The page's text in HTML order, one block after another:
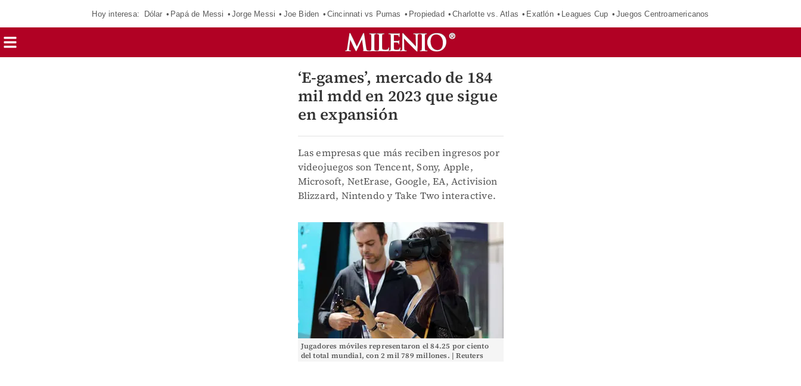
Hoy interesa: Dólar Papá de Messi Jorge Messi Joe Biden Cincinnati vs Pumas Propiedad Charlotte vs. Atlas Exatlón Leagues Cup Juegos Centroamericanos
‘E-games’, mercado de 184
mil mdd en 2023 que sigue
en expansión
Las empresas que más reciben ingresos por
videojuegos son Tencent, Sony, Apple,
Microsoft, NetErase, Google, EA, Activision
Blizzard, Nintendo y Take Two interactive.
Jugadores móviles representaron el 84.25 por ciento
del total mundial, con 2 mil 789 millones. | Reuters